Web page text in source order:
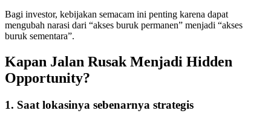
Bagi investor, kebijakan semacam ini penting karena dapat
mengubah narasi dari “akses buruk permanen” menjadi “akses
buruk sementara”.
Kapan Jalan Rusak Menjadi Hidden
Opportunity?
1. Saat lokasinya sebenarnya strategis